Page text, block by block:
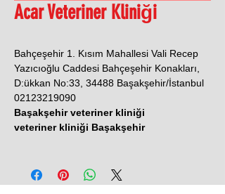
Acar Veteriner Kliniği
Bahçeşehir 1. Kısım Mahallesi Vali Recep
Yazıcıoğlu Caddesi Bahçeşehir Konakları,
D:ükkan No:33, 34488 Başakşehir/İstanbul
02123219090
Başakşehir veteriner kliniği
veteriner kliniği Başakşehir